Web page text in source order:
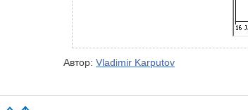
Автор: Vladimir Karputov